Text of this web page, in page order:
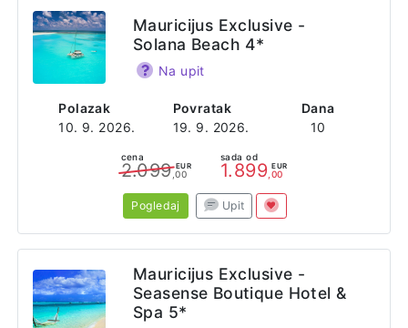
Polazak
10. 9. 2026.
Povratak
19. 9. 2026.
Dana
10
Mauricijus Exclusive -
Solana Beach 4*
Na upit
cena
2.099 EUR
,00
sada od
1.899 EUR
,00
Pogledaj Upit
Mauricijus Exclusive -
Seasense Boutique Hotel &
Spa 5*